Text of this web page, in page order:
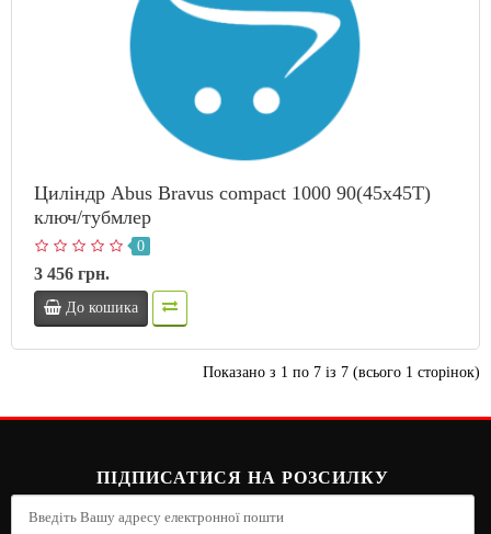
Циліндр Abus Bravus compact 1000 90(45x45T)
ключ/тубмлер
0
3 456 грн.
До кошика
Показано з 1 по 7 із 7 (всього 1 сторінок)
ПІДПИСАТИСЯ НА РОЗСИЛКУ